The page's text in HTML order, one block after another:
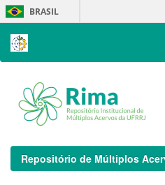
Skip
navigation
BRASIL
Repositório de Múltiplos